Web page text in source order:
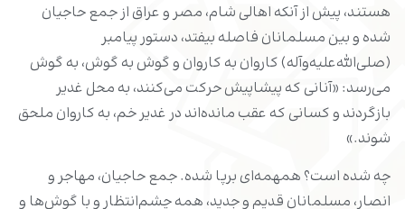
هستند، پیش از آنکه اهالی شام، مصر و عراق از جمع حاجیان
شده و بین مسلمانان فاصله بیفتد، دستور پیامبر
(صلی‌الله‌علیه‌وآله) کاروان به کاروان و گوش به گوش، به گوش
می‌رسد: «آنانی که پیشاپیش حرکت می‌کنند، به محل غدیر
بازگردند و کسانی که عقب مانده‌اند در غدیر خم، به کاروان ملحق
شوند.»
چه شده است؟ همهمه‌ای برپا شده. جمع حاجیان، مهاجر و
انصار، مسلمانان قدیم و جدید، همه چشم‌انتظار و با گوش‌ها و